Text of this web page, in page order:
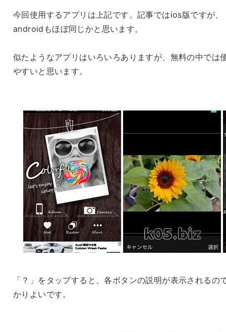
今回使用するアプリは上記です。記事ではios版ですが、
androidもほぼ同じかと思います。
似たようなアプリはいろいろありますが、無料の中では
やすいと思います。
「？」をタップすると、各ボタンの説明が表示されるの
かりよいです。